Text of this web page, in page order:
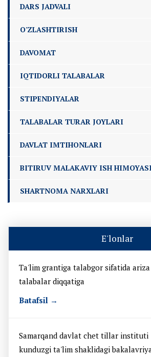
DARS JADVALI
O'ZLASHTIRISH
DAVOMAT
IQTIDORLI TALABALAR
STIPENDIYALAR
TALABALAR TURAR JOYLARI
DAVLAT IMTIHONLARI
BITIRUV MALAKAVIY ISH
SHARTNOMA NARXLARI
E'lonlar
Ta'lim grantiga talabgor sifatida
talabalar diqqatiga
Batafsil →
Samarqand davlat chet tillar instituti
kunduzgi ta'lim shaklidagi